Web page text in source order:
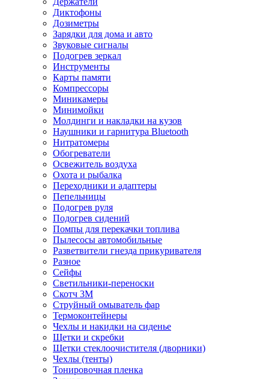
Диктофоны
Дозиметры
Зарядки для дома и авто
Звуковые сигналы
Подогрев зеркал
Инструменты
Карты памяти
Компрессоры
Миникамеры
Минимойки
Молдинги и накладки на кузов
Наушники и гарнитура Bluetooth
Нитратомеры
Обогреватели
Освежитель воздуха
Охота и рыбалка
Переходники и адаптеры
Пепельницы
Подогрев руля
Подогрев сидений
Помпы для перекачки топлива
Пылесосы автомобильные
Разветвители гнезда прикуривателя
Разное
Сейфы
Светильники-переноски
Скотч 3М
Струйный омыватель фар
Термоконтейнеры
Чехлы и накидки на сиденье
Щетки и скребки
Щетки стеклоочистителя (дворники)
Чехлы (тенты)
Тонировочная пленка